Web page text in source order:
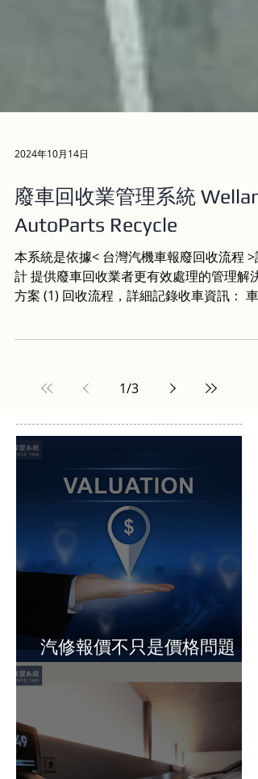
2024年10月14日
廢車回收業管理系統 Wellan
AutoParts Recycle
本系統是依據< 台灣汽機車報廢回收流程 >設
計 提供廢車回收業者更有效處理的管理解決
月......等） 。...
1/3
汽修報價不只是價格問題，
而是決定營收的關鍵節點